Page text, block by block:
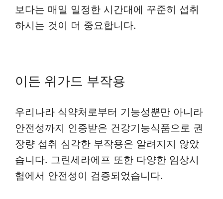
보다는 매일 일정한 시간대에 꾸준히 섭취
하시는 것이 더 중요합니다.
이든 위가드 부작용
우리나라 식약처로부터 기능성뿐만 아니라
안전성까지 인증받은 건강기능식품으로 권
장량 섭취 심각한 부작용은 알려지지 않았
습니다. 그린세라에프 또한 다양한 임상시
험에서 안전성이 검증되었습니다.